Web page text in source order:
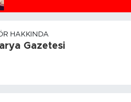
HAKKINDA
Gazetesi